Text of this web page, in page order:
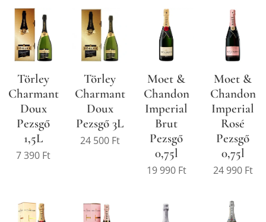
Törley
Charmant
Doux
Pezsgő
1,5L
7 390 Ft
Törley
Charmant
Doux
Pezsgő 3L
24 500Ft
Moet &
Chandon
Imperial
Brut
Pezsgő
0,75l
19 990Ft
Moet &
Chandon
Imperial
Rosé
Pezsgő
0,75l
24 990Ft